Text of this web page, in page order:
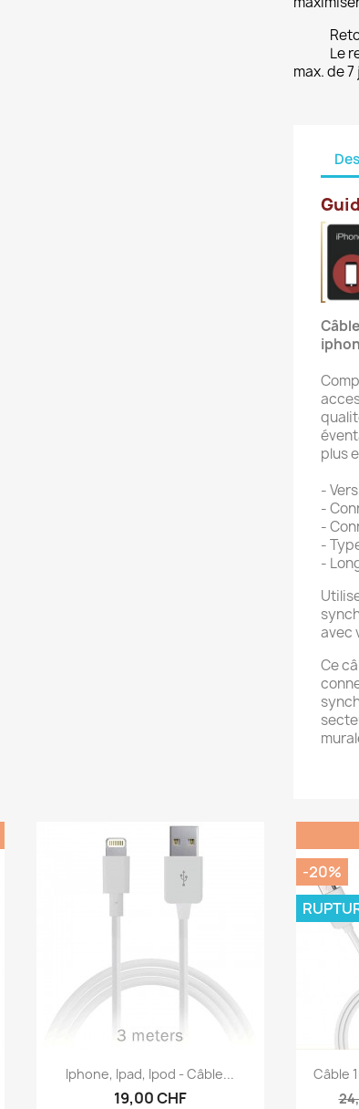
Le
max. de
plus
-
-
-
-
-
avec
Ce
 Aperçu rapide
Iphone, Ipad, Ipod - Câble...
19,00 CHF
Câble
-20%